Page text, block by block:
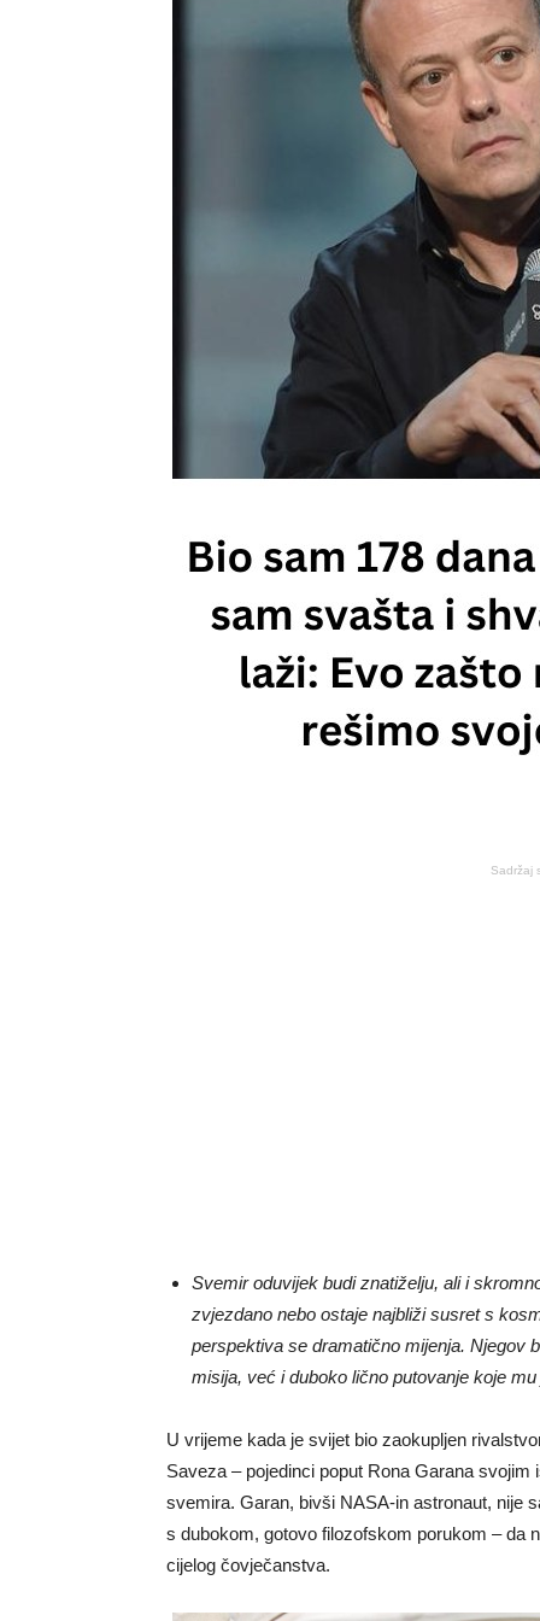
Sadržaj
Svemir oduvijek budi znatiželju, ali i
zvjezdano nebo ostaje najbliži susret s
perspektiva se dramatično mijenja. Njegov
misija, već i duboko lično putovanje koje
U vrijeme kada je svijet bio zaokupljen
Saveza – pojedinci poput Rona Garana
svemira. Garan, bivši NASA-in astronaut, nije
s dubokom, gotovo filozofskom porukom – da
cijelog čovječanstva.